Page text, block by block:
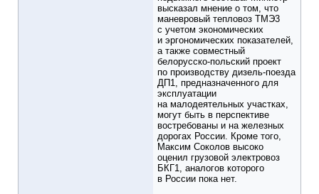
высказал мнение о том, что
маневровый тепловоз ТМЭ3
с учетом экономических
и эргономических показателей,
а также совместный
белорусско-польский проект
по производству дизель-поезда
ДП1, предназначенного для
эксплуатации
на малодеятельных участках,
могут быть в перспективе
востребованы и на железных
дорогах России. Кроме того,
Максим Соколов высоко
оценил грузовой электровоз
БКГ1, аналогов которого
в России пока нет.